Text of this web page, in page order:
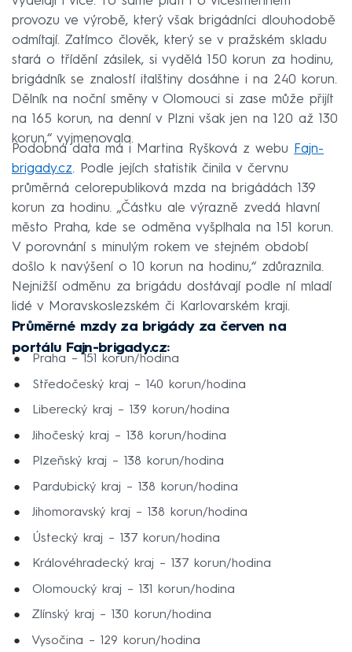
provozu ve výrobě, který však brigádníci dlouhodobě
odmítají. Zatímco člověk, který se v pražském skladu
stará o třídění zásilek, si vydělá 150 korun za hodinu,
brigádník se znalostí italštiny dosáhne i na 240 korun.
Dělník na noční směny v Olomouci si zase může přijít
na 165 korun, na denní v Plzni však jen na 120 až 130
korun,“ vyjmenovala.
Podobná data má i Martina Ryšková z webu
Fajn-
brigady.cz. Podle jejích statistik činila v červnu
průměrná celorepubliková mzda na brigádách 139
korun za hodinu. „Částku ale výrazně zvedá hlavní
město Praha, kde se odměna vyšplhala na 151 korun.
V porovnání s minulým rokem ve stejném období
došlo k navýšení o 10 korun na hodinu,“ zdůraznila.
Nejnižší odměnu za brigádu dostávají podle ní mladí
lidé v Moravskoslezském či Karlovarském kraji.
Průměrné mzdy za brigády za červen na
portálu Fajn-brigady.cz:
Praha – 151 korun/hodina
Středočeský kraj – 140 korun/hodina
Liberecký kraj – 139 korun/hodina
Jihočeský kraj – 138 korun/hodina
Plzeňský kraj – 138 korun/hodina
Pardubický kraj – 138 korun/hodina
Jihomoravský kraj – 138 korun/hodina
Ústecký kraj – 137 korun/hodina
Královéhradecký kraj – 137 korun/hodina
Olomoucký kraj – 131 korun/hodina
Zlínský kraj – 130 korun/hodina
Vysočina – 129 korun/hodina